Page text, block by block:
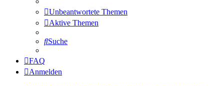
Unbeantwortete Themen
Aktive Themen
Suche
FAQ
Anmelden